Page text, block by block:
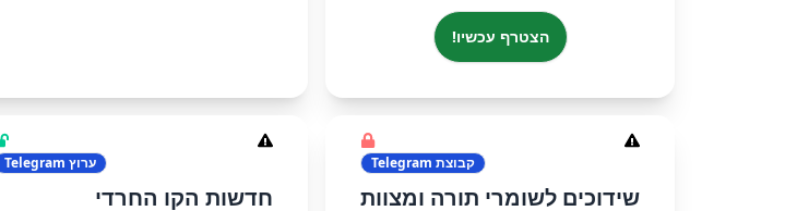
הצטרף עכשיו!
קבוצת
שידוכים לשומרי תורה ומצוות
ערוץ
חדשות הקו החרדי